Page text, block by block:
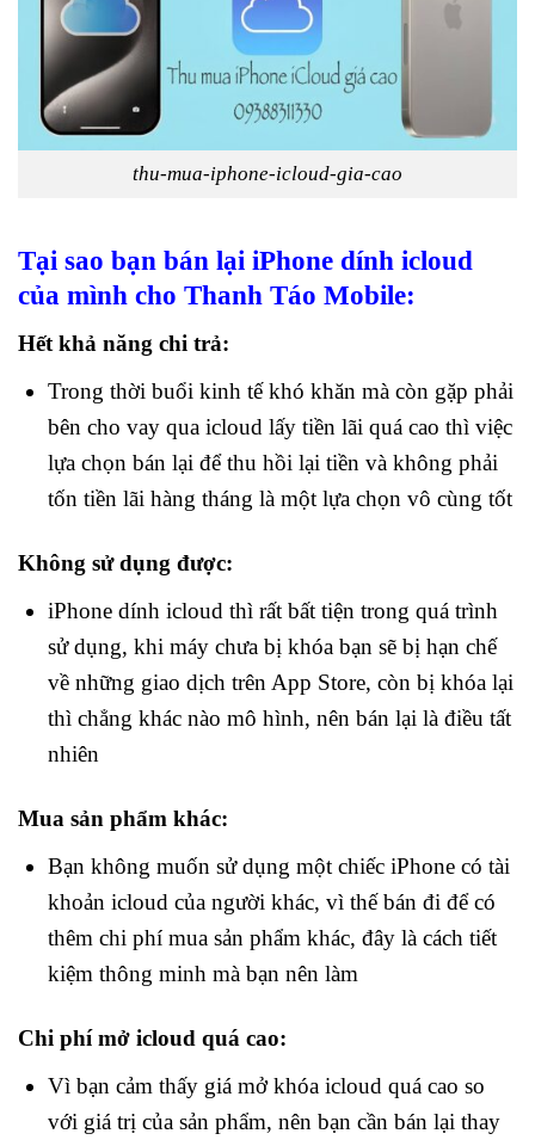
thu-mua-iphone-icloud-gia-cao
Tại sao bạn bán lại iPhone dính icloud
của mình cho Thanh Táo Mobile:
Hết khả năng chi trả:
Trong thời buổi kinh tế khó khăn mà còn gặp phải
bên cho vay qua icloud lấy tiền lãi quá cao thì việc
lựa chọn bán lại để thu hồi lại tiền và không phải
tốn tiền lãi hàng tháng là một lựa chọn vô cùng tốt
Không sử dụng được:
iPhone dính icloud thì rất bất tiện trong quá trình
sử dụng, khi máy chưa bị khóa bạn sẽ bị hạn chế
về những giao dịch trên App Store, còn bị khóa lại
thì chẳng khác nào mô hình, nên bán lại là điều tất
nhiên
Mua sản phẩm khác:
Bạn không muốn sử dụng một chiếc iPhone có tài
khoản icloud của người khác, vì thế bán đi để có
thêm chi phí mua sản phẩm khác, đây là cách tiết
kiệm thông minh mà bạn nên làm
Chi phí mở icloud quá cao:
Vì bạn cảm thấy giá mở khóa icloud quá cao so
với giá trị của sản phẩm, nên bạn cần bán lại thay